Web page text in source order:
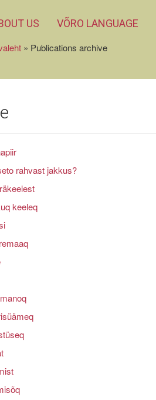
US VÕRO LANGUAGE
» Publications archive
rahvast jakkus?
keeleq